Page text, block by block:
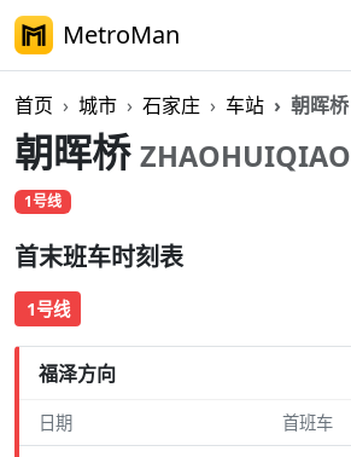
MetroMan
首页 城市 石家庄 车站 朝晖桥
朝晖桥 ZHAOHUIQIAO
1号线
首末班车时刻表
1号线
福泽方向
日期 首班车